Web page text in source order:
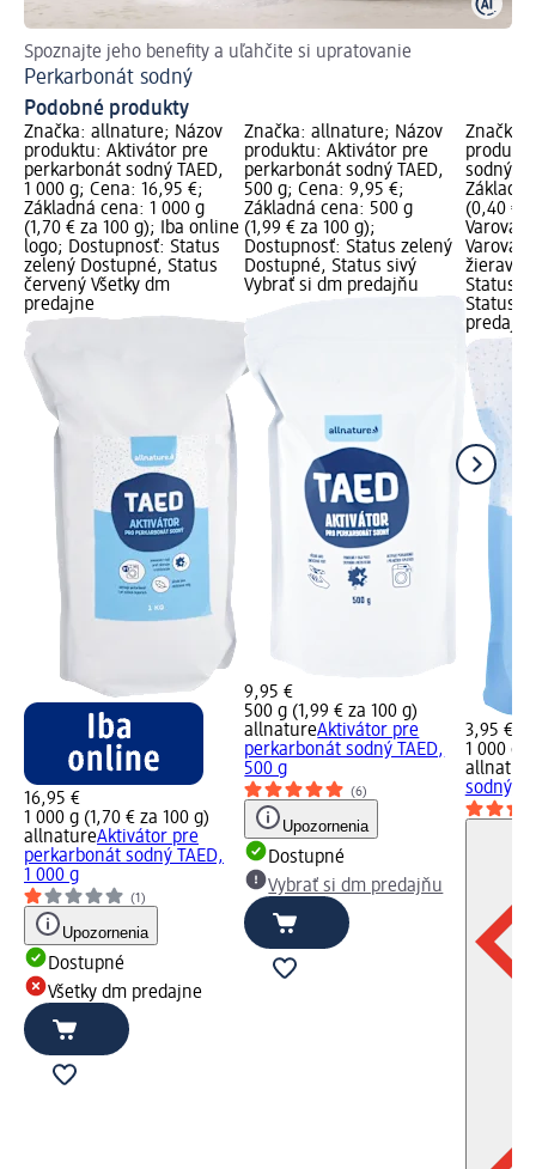
Spoznajte jeho benefity a uľahčite si upratovanie
Perkarbonát sodný
Podobné produkty
Značka: allnature; Názov
produktu: Aktivátor pre
perkarbonát sodný TAED,
1 000 g; Cena: 16,95 €;
Základná cena: 1 000 g
(1,70 € za 100 g); Iba online
logo; Dostupnosť: Status
zelený Dostupné, Status
červený Všetky dm
predajne
16,95 €
1 000 g (1,70 € za 100 g)
allnatureAktivátor pre
perkarbonát sodný TAED,
1 000 g
(1)
Upozornenia
Dostupné
Všetky dm predajne
Značka: allnature; Názov
produktu: Aktivátor pre
perkarbonát sodný TAED,
500 g; Cena: 9,95 €;
Základná cena: 500 g
(1,99 € za 100 g);
Dostupnosť: Status zelený
Dostupné, Status sivý
Vybrať si dm predajňu
9,95 €
500 g (1,99 € za 100 g)
allnatureAktivátor pre
perkarbonát sodný TAED,
500 g
(6)
Upozornenia
Dostupné
Vybrať si dm predajňu
Značka:
sodný, 1
(0,40 €
žieravé
Status
Status
predajňu
3,95 €
1 000 g
sodný, 1